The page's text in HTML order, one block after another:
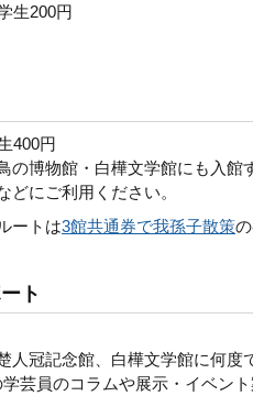
生200円
400円
の博物館・白樺文学館にも入館
どにご利用ください。
ートは3館共通券で我孫子散策
ト
人冠記念館、白樺文学館に何度
芸員のコラムや展示・イベン